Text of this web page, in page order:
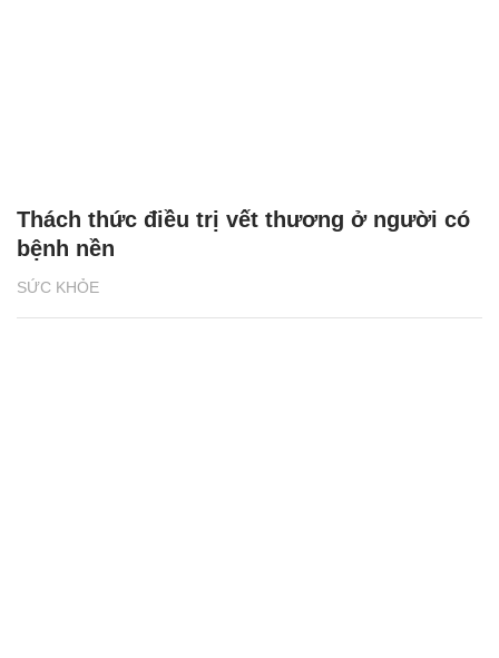
SỨC KHỎE
Thách thức điều trị vết thương ở người có
bệnh nền